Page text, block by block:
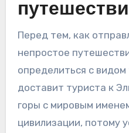
Перед тем, как
непростое
определиться с
доставит туриста к
горы с мировым
цивилизации, потому